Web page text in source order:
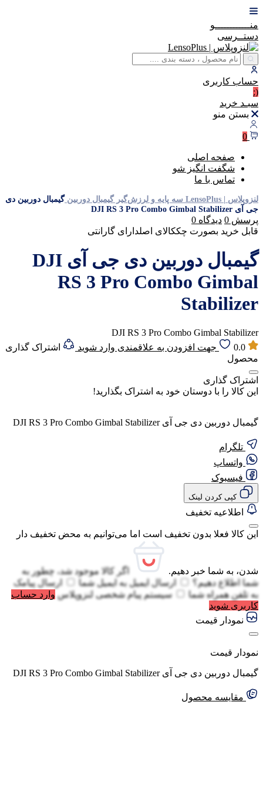
منــــــــــــو
دستــرسی
حساب کاربری
(:
سبـد خرید
بستن منو
0
صفحه اصلی
شگفت انگیز شو
تماس با ما
لنزوپلاس | LensoPlus سه پایه و لرزش‌گیر گیمبال دوربینگیمبال دوربین دی
جی آی DJI RS 3 Pro Combo Gimbal Stabilizer
پرسش 0 دیدگاه 0
قابل خرید بصورت چککالای اصلدارای گارانتی
گیمبال دوربین دی جی آی DJI
RS 3 Pro Combo Gimbal
Stabilizer
DJI RS 3 Pro Combo Gimbal Stabilizer
0.0
جهت افزودن به علاقمندی وارد شوید
اشتراک گذاری
محصول
اشتراک گذاری
این کالا را با دوستان خود به اشتراک بگذارید!
گیمبال دوربین دی جی آی DJI RS 3 Pro Combo Gimbal Stabilizer
تلگرام
واتساپ
فیسبوک
کپی کردن لینک
اطلاعیه تخفیف
این کالا فعلا بدون تخفیف است اما می‌توانیم به محض تخفیف دار
شدن، به شما خبر دهیم.
اگر کالا موجود شد، چطور به
شما اطلاع دهیم؟
ارسال ایمیل به ایمیل شما
ارسال پیامک
به تلفن همراه شما سیستم پیام شخصی لنزوپلاس وارد حساب
کاربری شوید
نمودار قیمت
نمودار قیمت
گیمبال دوربین دی جی آی DJI RS 3 Pro Combo Gimbal Stabilizer
مقایسه محصول